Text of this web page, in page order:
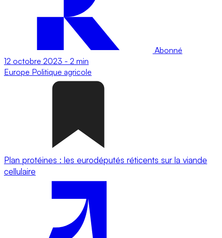
Abonné
12 octobre 2023 - 2 min
Europe Politique agricole
Plan protéines : les eurodéputés réticents sur la viande
cellulaire